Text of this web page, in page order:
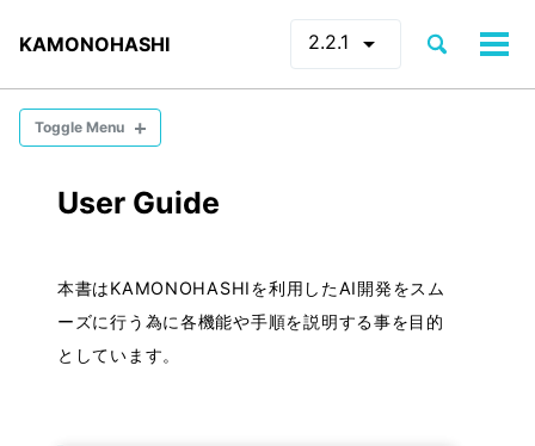
KAMONOHASHI 2.2.1 arrow_drop_down
Toggle
Toggle Menu
User Guide
本書はKAMONOHASHIを利用したAI開発をスム
ーズに行う為に各機能や手順を説明する事を目的
としています。